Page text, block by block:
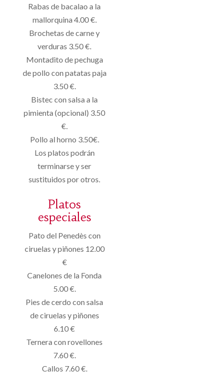
Rabas de bacalao a la
mallorquina 4.00 €.
Brochetas de carne y
verduras 3.50 €.
Montadito de pechuga
de pollo con patatas paja
3.50 €.
Bistec con salsa a la
pimienta (opcional) 3.50
€.
Pollo al horno 3.50€.
Los platos podrán
terminarse y ser
sustituidos por otros.
Platos
especiales
Pato del Penedès con
ciruelas y piñones 12.00
€
Canelones de la Fonda
5.00 €.
Pies de cerdo con salsa
de ciruelas y piñones
6.10 €
Ternera con rovellones
7.60 €.
Callos 7.60 €.